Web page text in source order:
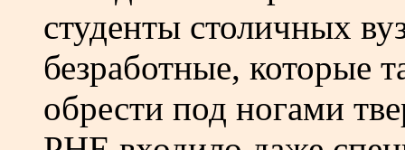
студенты столичных
безработные, которые
обрести под ногами